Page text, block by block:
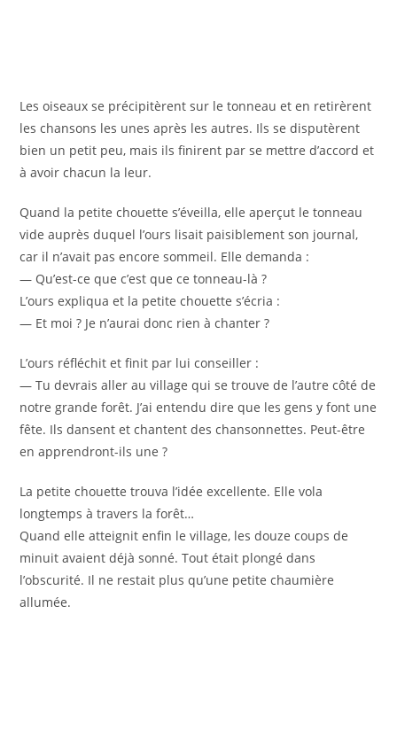
Les oiseaux se précipitèrent sur le tonneau et en retirèrent
les chansons les unes après les autres. Ils se disputèrent
bien un petit peu, mais ils finirent par se mettre d’accord et
à avoir chacun la leur.
Quand la petite chouette s’éveilla, elle aperçut le tonneau
vide auprès duquel l’ours lisait paisiblement son journal,
car il n’avait pas encore sommeil. Elle demanda :
— Qu’est-ce que c’est que ce tonneau-là ?
L’ours expliqua et la petite chouette s’écria :
— Et moi ? Je n’aurai donc rien à chanter ?
L’ours réfléchit et finit par lui conseiller :
— Tu devrais aller au village qui se trouve de l’autre côté de
notre grande forêt. J’ai entendu dire que les gens y font une
fête. Ils dansent et chantent des chansonnettes. Peut-être
en apprendront-ils une ?
La petite chouette trouva l’idée excellente. Elle vola
longtemps à travers la forêt…
Quand elle atteignit enfin le village, les douze coups de
minuit avaient déjà sonné. Tout était plongé dans
l’obscurité. Il ne restait plus qu’une petite chaumière
allumée.